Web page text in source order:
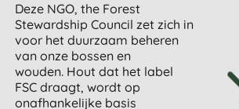
Deze NGO, the Forest
Stewardship Council zet zich in
voor het duurzaam beheren
van onze bossen en
wouden. Hout dat het label
FSC draagt, wordt op
onafhankelijke basis